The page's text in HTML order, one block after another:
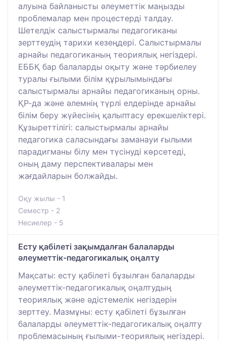
алуына байланысты әлеуметтік маңызды
проблемалар мен процестерді талдау.
Шетелдік салыстырмалы педагогиканы
зерттеудің тарихи кезеңдері. Салыстырмалы
арнайы педагогиканың теориялық негіздері.
ЕББҚ бар балаларды оқыту және тәрбиелеу
туралы ғылыми білім құрылымындағы
салыстырмалы арнайы педагогиканың орны.
ҚР-да және әлемнің түрлі елдерінде арнайы
білім беру жүйесінің қалыптасу ерекшеліктері.
Құзыреттілігі: салыстырмалы арнайы
педагогика саласындағы заманауи ғылыми
парадигманы білу мен түсінуді көрсетеді,
оның даму перспективалары мен
жағдайларын болжайды.
Оқу жылы - 1
Семестр - 2
Несиелер - 5
Есту қабілеті зақымдалған балаларды
әлеуметтік-педагогикалық оңалту
Мақсаты: есту қабілеті бұзылған балаларды
әлеуметтік-педагогикалық оңалтудың
теориялық және әдістемелік негіздерін
зерттеу. Мазмұны: есту қабілеті бұзылған
балаларды әлеуметтік-педагогикалық оңалту
проблемасының ғылыми-теориялық негіздері.